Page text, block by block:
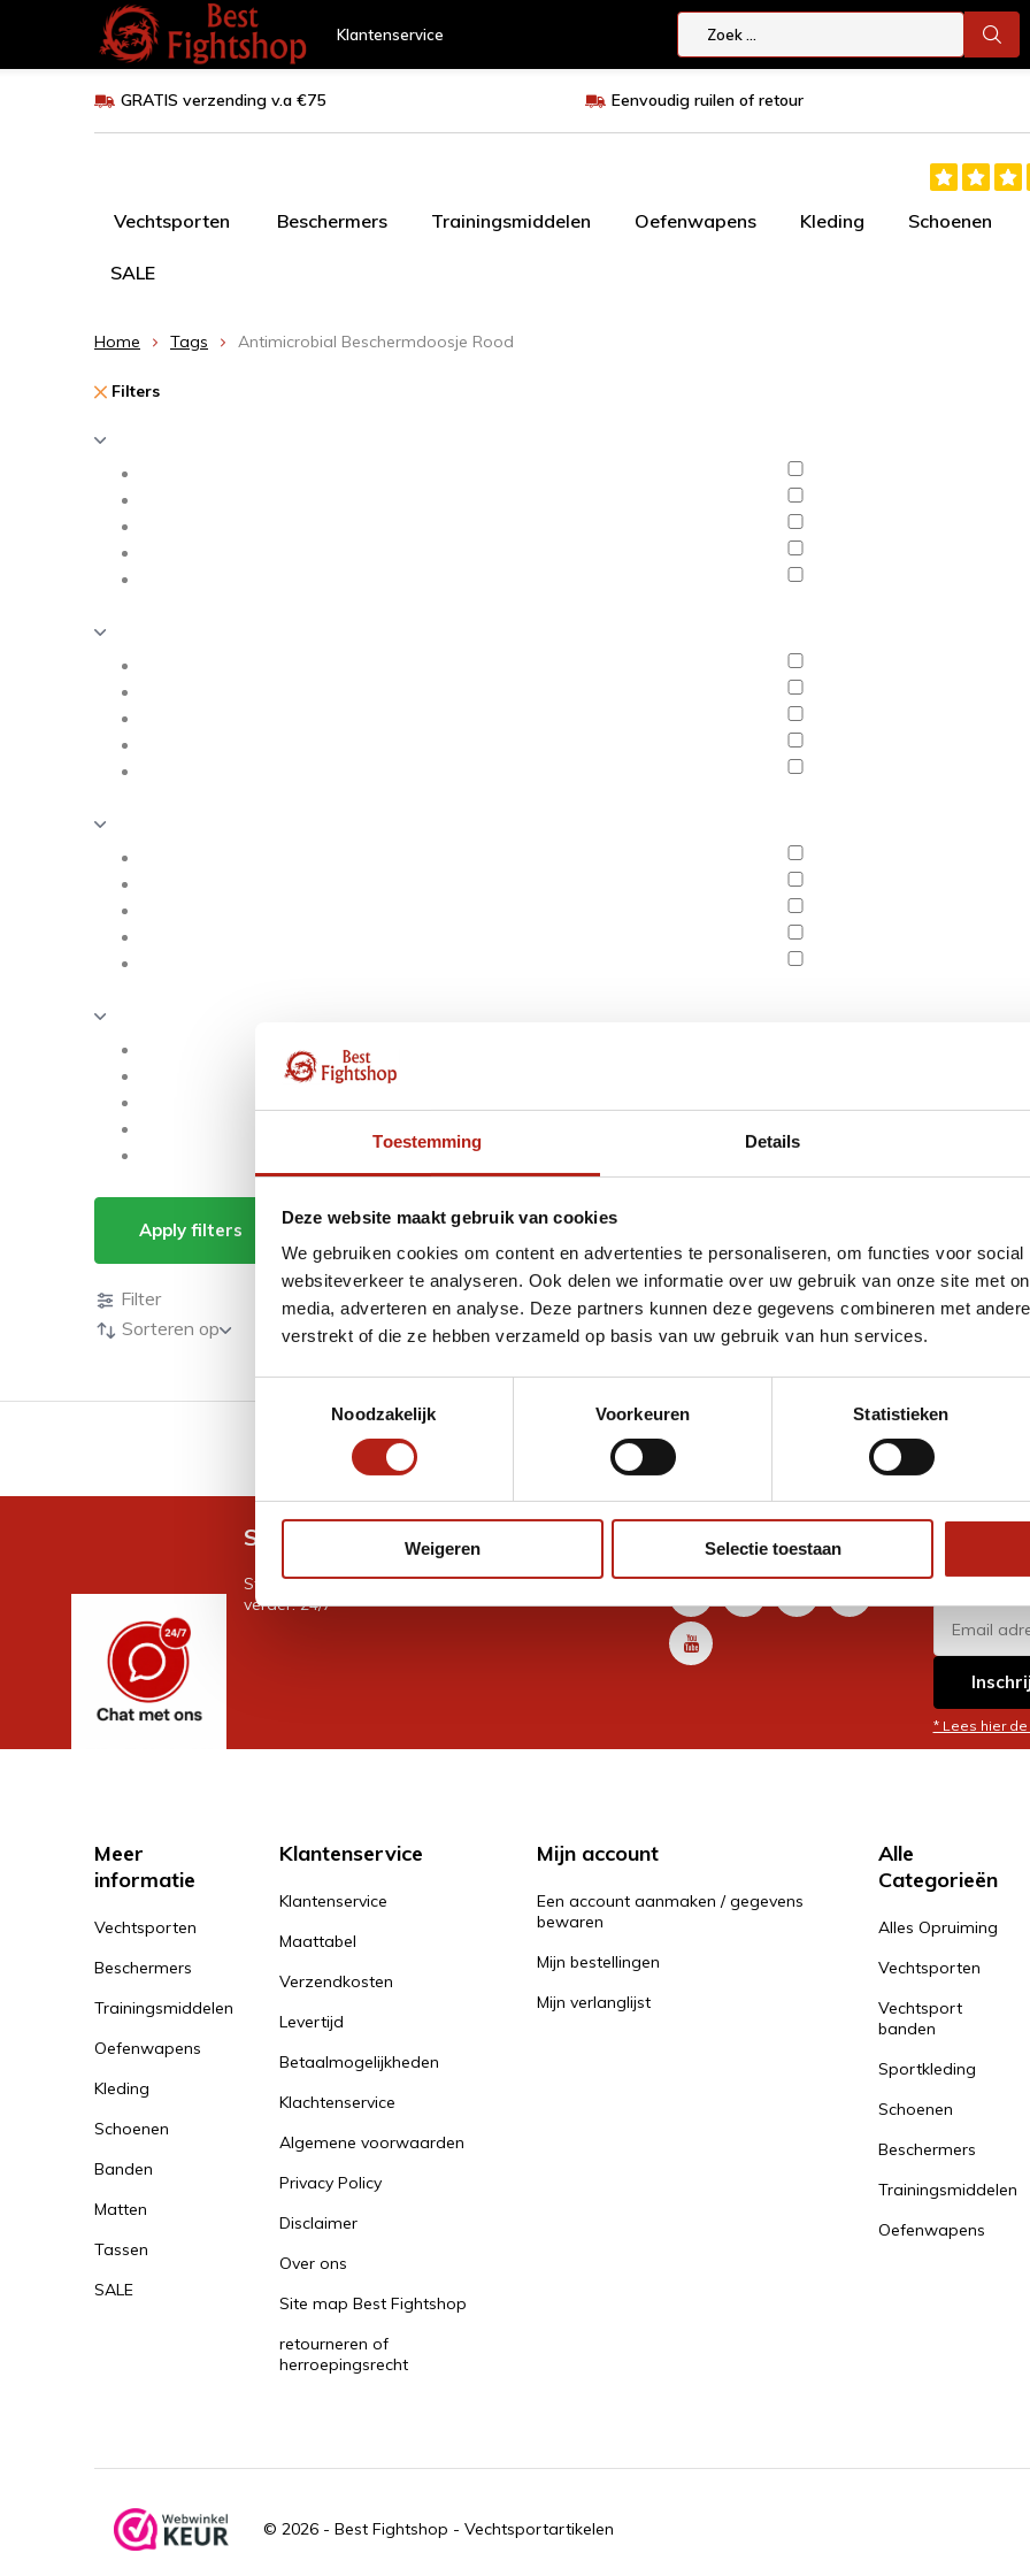
Toestemming Details
Deze website maakt gebruik van cookies
We gebruiken cookies om content en advertenties te personaliseren, om functies voor
websiteverkeer te analyseren. Ook delen we informatie over uw gebruik van onze site met
media, adverteren en analyse. Deze partners kunnen deze gegevens combineren met
verstrekt of die ze hebben verzameld op basis van uw gebruik van hun services.
Noodzakelijk
Voorkeuren Statistieken
Weigeren Selectie toestaan
Klantenservice
GRATIS verzending v.a €75 Eenvoudig ruilen of retour
Vechtsporten Beschermers Trainingsmiddelen Oefenwapens Kleding Schoenen
SALE
Home Tags Antimicrobial Beschermdoosje Rood
Filters
Apply filters Producten getagd met Antimicrobial Beschermdoosje Rood
Producten
Filter
Sorteren op
GRATIS verzending v.a €75 Eenvoudig ruilen of retour
Snel antwoord op je vraag?
Stel je vraag in de chat, en we helpen je graag
verder. 24/7
Volg ons
* Lees hier
Meer
informatie
Vechtsporten
Beschermers
Trainingsmiddelen
Oefenwapens
Kleding
Schoenen
Banden
Matten
Tassen
SALE
Klantenservice
Klantenservice
Maattabel
Verzendkosten
Levertijd
Betaalmogelijkheden
Klachtenservice
Algemene voorwaarden
Privacy Policy
Disclaimer
Over ons
Site map Best Fightshop
retourneren of
herroepingsrecht
Mijn account
Een account aanmaken / gegevens
bewaren
Mijn bestellingen
Mijn verlanglijst
Alle
Categorieën
Alles Opruiming
Vechtsporten
Vechtsport
banden
Sportkleding
Schoenen
Beschermers
Trainingsmiddelen
Oefenwapens
© 2026 - Best Fightshop - Vechtsportartikelen